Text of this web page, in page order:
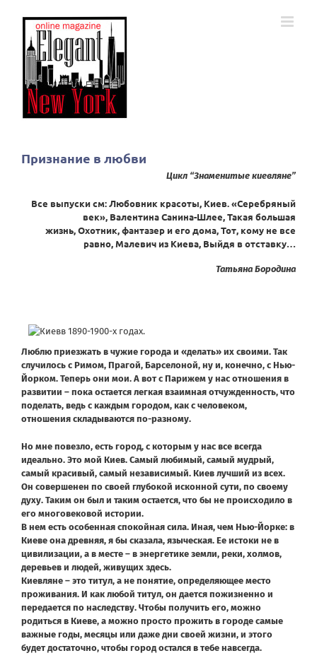
Признание в любви
Цикл “Знаменитые киевляне”
Все выпуски см:Любовник красоты, Киев. «Серебряный
век», Валентина Санина-Шлее,Такая большая
жизнь,Охотник, фантазер и его дома,Тот, кому не все
равно,Малевич из Киева, Выйдя в отставку…
Татьяна Бородина
Люблю приезжать в чужие города и «делать» их своими. Так
случилось с Римом, Прагой, Барселоной, ну и, конечно, с Нью-
Йорком. Теперь они мои. А вот с Парижем у нас отношения в
развитии – пока остается легкая взаимная отчужденность, что
поделать, ведь с каждым городом, как с человеком,
отношения складываются по-разному.
Но мне повезло, есть город, с которым у нас все всегда
идеально. Это мой Киев. Самый любимый, самый мудрый,
самый красивый, самый независимый. Киев лучший из всех.
Он совершенен по своей глубокой исконной сути, по своему
духу. Таким он был и таким остается, что бы не происходило в
его многовековой истории.
В нем есть особенная спокойная сила. Иная, чем Нью-Йорке: в
Киеве она древняя, я бы сказала, языческая. Ее истоки не в
цивилизации, а в месте – в энергетике земли, реки, холмов,
деревьев и людей, живущих здесь.
Киевляне – это титул, а не понятие, определяющее место
проживания. И как любой титул, он дается пожизненно и
передается по наследству. Чтобы получить его, можно
родиться в Киеве, а можно просто прожить в городе самые
важные годы, месяцы или даже дни своей жизни, и этого
будет достаточно, чтобы город остался в тебе навсегда.